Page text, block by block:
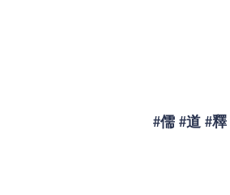
#儒 #道 #釋